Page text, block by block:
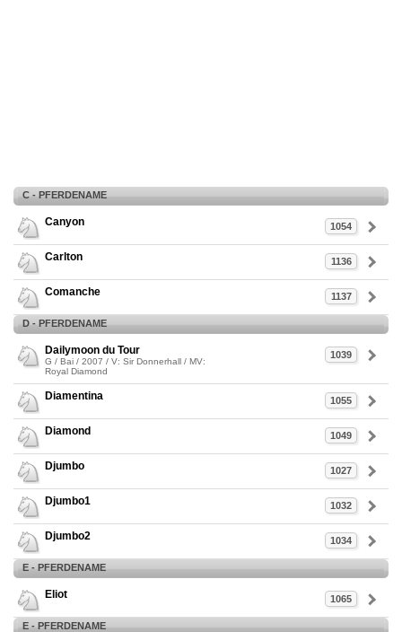
C - PFERDENAME
1054
Canyon
1136
Carlton
1137
Comanche
D - PFERDENAME
1039
Dailymoon du Tour
G / Bai / 2007 / V: Sir Donnerhall / MV:
Royal Diamond
1055
Diamentina
1049
Diamond
1027
Djumbo
1032
Djumbo1
1034
Djumbo2
E - PFERDENAME
1065
Eliot
E - PFERDENAME